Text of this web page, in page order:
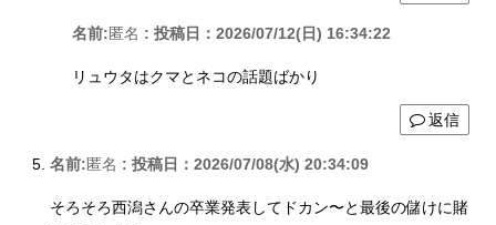
名前:匿名 : 投稿日：2026/07/12(日) 16:34:22
リュウタはクマとネコの話題ばかり
返信
名前:匿名 : 投稿日：2026/07/08(水) 20:34:09
そろそろ西潟さんの卒業発表してドカン〜と最後の儲けに賭